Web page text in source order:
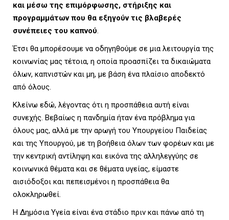
και μέσω της επιμόρφωσης, στήριξης και
προγραμμάτων που θα εξηγούν τις βλαβερές
συνέπειες του καπνού.
Έτσι θα μπορέσουμε να οδηγηθούμε σε μια λειτουργία της
κοινωνίας μας τέτοια, η οποία προασπίζει τα δικαιώματα
όλων, καπνιστών και μη, με βάση ένα πλαίσιο αποδεκτό
από όλους.
Κλείνω εδώ, λέγοντας ότι η προσπάθεια αυτή είναι
συνεχής. Βεβαίως η πανδημία ήταν ένα πρόβλημα για
όλους μας, αλλά με την αρωγή του Υπουργείου Παιδείας
και της Υπουργού, με τη βοήθεια όλων των φορέων και με
την κεντρική αντίληψη και εικόνα της αλληλεγγύης σε
κοινωνικά θέματα και σε θέματα υγείας, είμαστε
αισιόδοξοι και πεπεισμένοι η προσπάθεια θα
ολοκληρωθεί.
Η Δημόσια Υγεία είναι ένα στάδιο πριν και πάνω από τη